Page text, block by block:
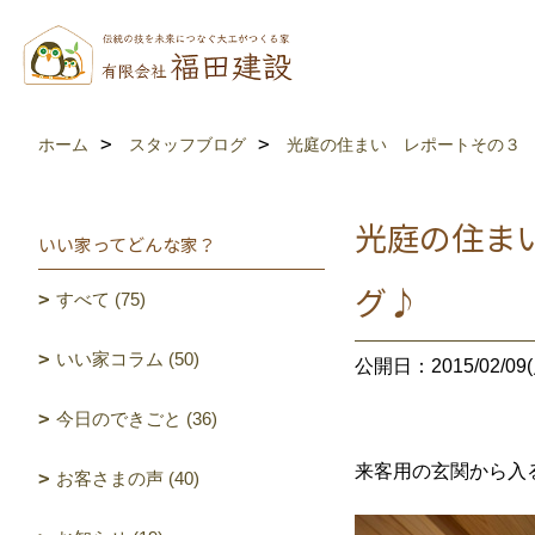
ホーム スタッフブログ 光庭の住まい レポートその３
光庭の住
グ♪
公開日：2015/02/
来客用の玄関から入
いい家ってどんな家？
すべて (75)
いい家コラム (50)
今日のできごと (36)
お客さまの声 (40)